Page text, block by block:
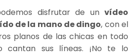
disfrutar de un vídeo
de la mano de dingo, con el
planos de las chicas en todo
cantan sus líneas. ¡No te lo